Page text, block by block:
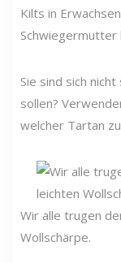
Kilts in
Schwiegermutter
Sie sind sich
sollen?
welcher Tartan
Wir alle trugen
Wollschärpe.